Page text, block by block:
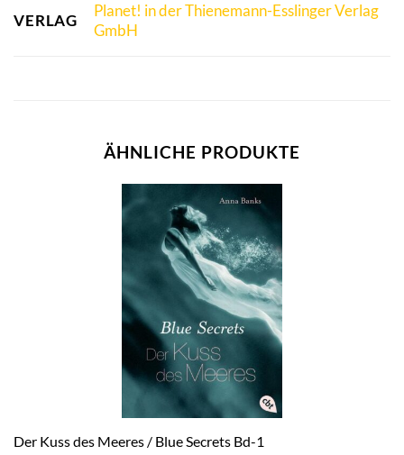
VERLAG
Planet! in der Thienemann-Esslinger Verlag
GmbH
ÄHNLICHE PRODUKTE
Der Kuss des Meeres / Blue Secrets Bd-1